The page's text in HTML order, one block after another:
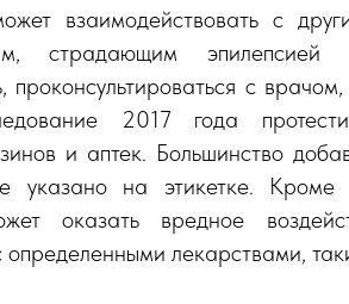
взаимодействовать с
страдающим
с
2017 года
и аптек. Большинство
указано на этикетке.
оказать вредное
определенными лекарствами,